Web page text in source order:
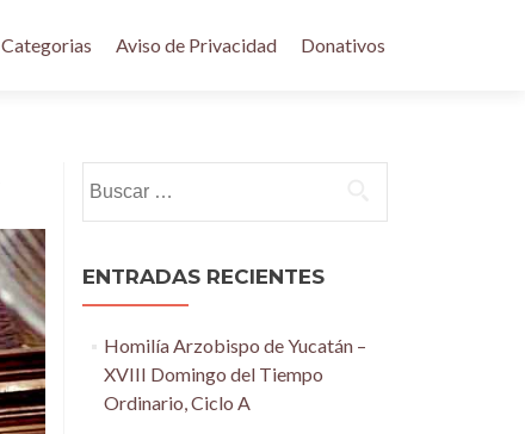
Categorias Aviso de Privacidad Donativos
ENTRADAS RECIENTES
Homilía Arzobispo de Yucatán –
XVIII Domingo del Tiempo
Ordinario, Ciclo A